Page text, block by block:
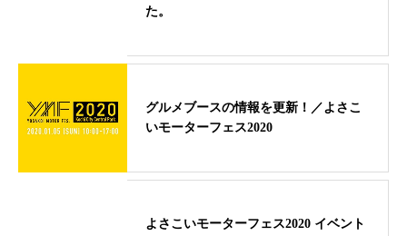
た。
グルメブースの情報を更新！／よさこ
いモーターフェス2020
よさこいモーターフェス2020 イベント